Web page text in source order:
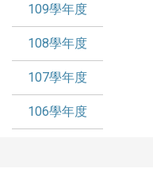
109學年度
108學年度
107學年度
106學年度